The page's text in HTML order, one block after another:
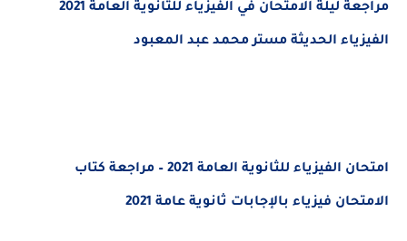
مراجعة ليلة الامتحان في الفيزياء للثانوية العامة 2021
الفيزياء الحديثة مستر محمد عبد المعبود
امتحان الفيزياء للثانوية العامة 2021 – مراجعة كتاب
الامتحان فيزياء بالإجابات ثانوية عامة 2021